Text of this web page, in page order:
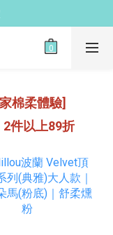
箔紫草)
棉柔體驗]
件以上89折